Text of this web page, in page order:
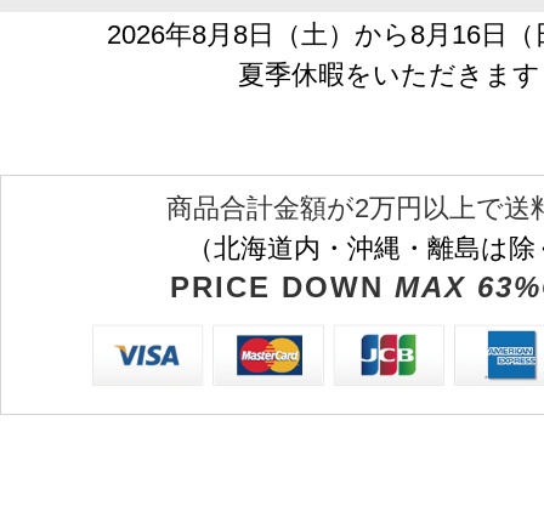
2026年8月8日（土）から8月16日
夏季休暇をいただきます
商品合計金額が2万円以上で送
（北海道内・沖縄・離島は
PRICE DOWN MAX